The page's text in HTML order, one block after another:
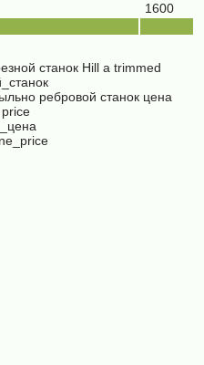
1600
станок Hill a trimmed
ребровой станок цена